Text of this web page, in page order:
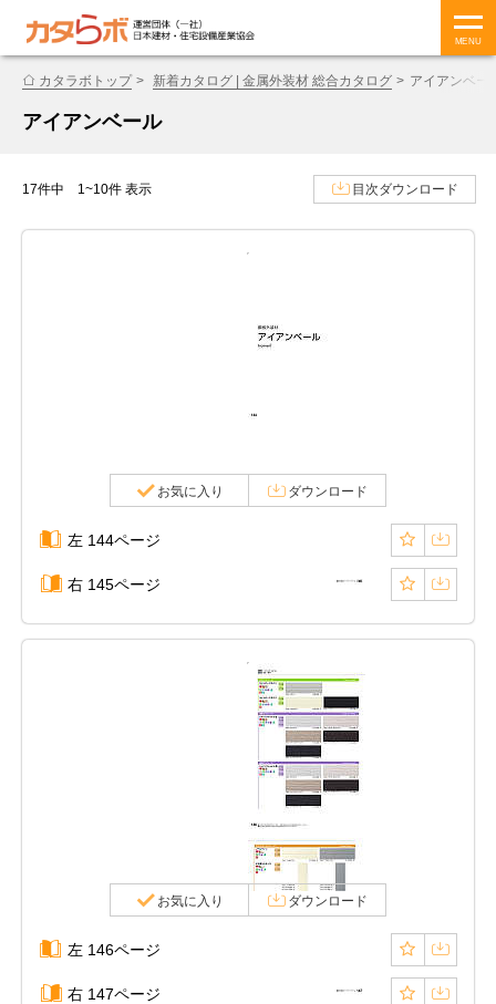
MENU
カタラボトップ 新着カタログ | 金属外装材 総合カタログ アイアンベー
アイアンベール
17件中 1~10件 表示 目次ダウンロード
お気に入り ダウンロード
左 144ページ
右 145ページ
お気に入り ダウンロード
左 146ページ
右 147ページ